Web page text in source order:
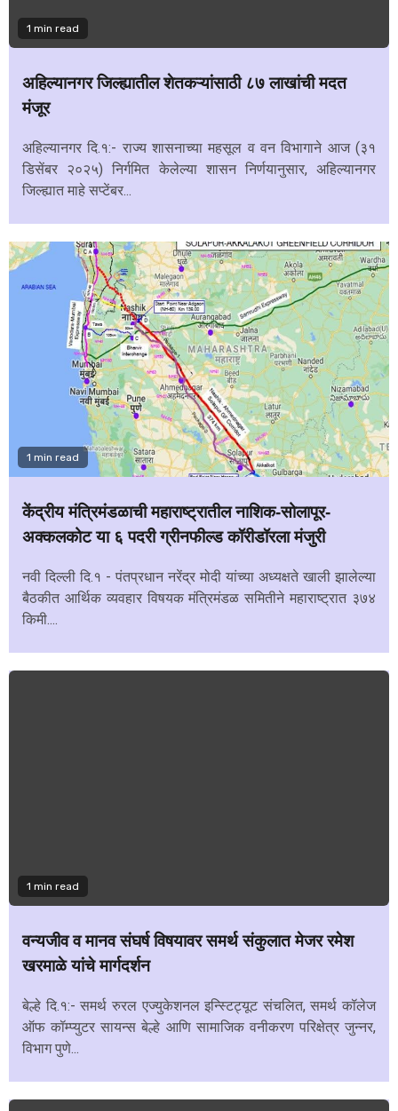
1 min read
अहिल्यानगर जिल्ह्यातील शेतकऱ्यांसाठी ८७ लाखांची मदत
मंजूर
अहिल्यानगर दि.१:- राज्य शासनाच्या महसूल व वन विभागाने आज (३१
डिसेंबर २०२५) निर्गमित केलेल्या शासन निर्णयानुसार, अहिल्यानगर
जिल्ह्यात माहे सप्टेंबर...
1 min read
केंद्रीय मंत्रिमंडळाची महाराष्ट्रातील नाशिक-सोलापूर-
अक्कलकोट या ६ पदरी ग्रीनफील्ड कॉरीडॉरला मंजुरी
नवी दिल्ली दि.१ - पंतप्रधान नरेंद्र मोदी यांच्या अध्यक्षते खाली झालेल्या
बैठकीत आर्थिक व्यवहार विषयक मंत्रिमंडळ समितीने महाराष्ट्रात ३७४
किमी....
1 min read
वन्यजीव व मानव संघर्ष विषयावर समर्थ संकुलात मेजर रमेश
खरमाळे यांचे मार्गदर्शन
बेल्हे दि.१:- समर्थ रुरल एज्युकेशनल इन्स्टिट्यूट संचलित, समर्थ कॉलेज
ऑफ कॉम्प्युटर सायन्स बेल्हे आणि सामाजिक वनीकरण परिक्षेत्र जुन्नर,
विभाग पुणे...